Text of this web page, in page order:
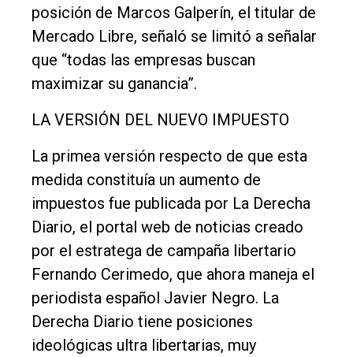
posición de Marcos Galperín, el titular de
Mercado Libre, señaló se limitó a señalar
que “todas las empresas buscan
maximizar su ganancia”.
LA VERSIÓN DEL NUEVO IMPUESTO
La primea versión respecto de que esta
medida constituía un aumento de
impuestos fue publicada por La Derecha
Diario, el portal web de noticias creado
por el estratega de campaña libertario
Fernando Cerimedo, que ahora maneja el
periodista español Javier Negro. La
Derecha Diario tiene posiciones
ideológicas ultra libertarias, muy